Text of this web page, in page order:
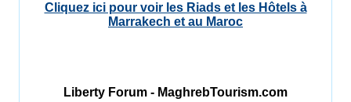
Cliquez ici pour voir les Riads et les Hôtels à
Marrakech et au Maroc
Liberty Forum - MaghrebTourism.com